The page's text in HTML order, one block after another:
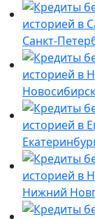
Санкт-
Новосибирск
Нижний